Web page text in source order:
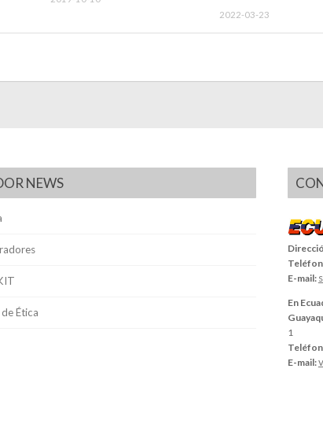
2022-03-23
NEWS
Ética
E-mail:
En
1
E-mail: